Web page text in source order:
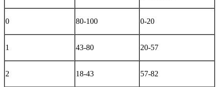
0 80-100 0-20
1 43-80 20-57
2 18-43 57-82